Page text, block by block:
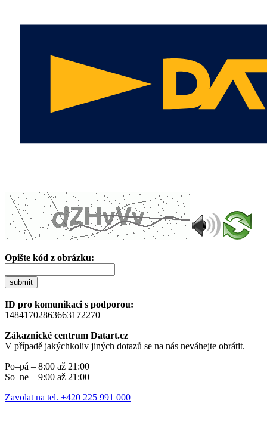
Opište kód z obrázku:
submit
ID pro komunikaci s podporou:
14841702863663172270
Zákaznické centrum Datart.cz
V případě jakýchkoliv jiných dotazů se na nás neváhejte obrátit.
Po–pá – 8:00 až 21:00
So–ne – 9:00 až 21:00
Zavolat na tel. +420 225 991 000